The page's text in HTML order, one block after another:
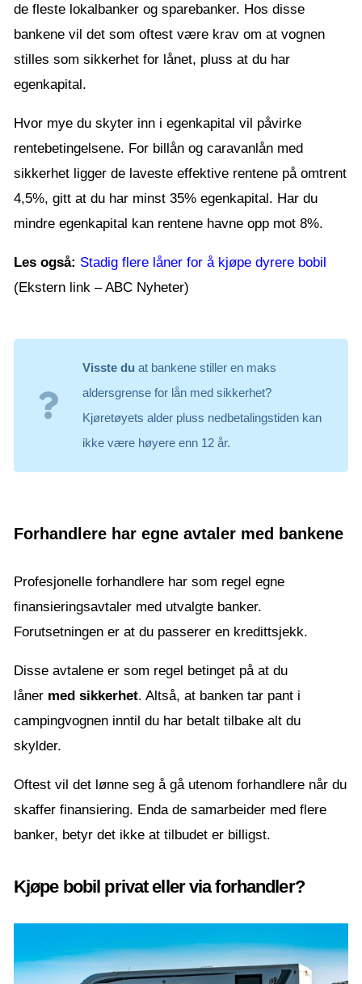
de fleste lokalbanker og sparebanker. Hos disse
bankene vil det som oftest være krav om at vognen
stilles som sikkerhet for lånet, pluss at du har
egenkapital.
Hvor mye du skyter inn i egenkapital vil påvirke
rentebetingelsene. For billån og caravanlån med
sikkerhet ligger de laveste effektive rentene på omtrent
4,5%, gitt at du har minst 35% egenkapital. Har du
mindre egenkapital kan rentene havne opp mot 8%.
Les også: Stadig flere låner for å kjøpe dyrere bobil
(Ekstern link – ABC Nyheter)
Visste du at bankene stiller en maks
aldersgrense for lån med sikkerhet?
Kjøretøyets alder pluss nedbetalingstiden kan
ikke være høyere enn 12 år.
Forhandlere har egne avtaler med bankene
Profesjonelle forhandlere har som regel egne
finansieringsavtaler med utvalgte banker.
Forutsetningen er at du passerer en kredittsjekk.
Disse avtalene er som regel betinget på at du
låner med sikkerhet. Altså, at banken tar pant i
campingvognen inntil du har betalt tilbake alt du
skylder.
Oftest vil det lønne seg å gå utenom forhandlere når du
skaffer finansiering. Enda de samarbeider med flere
banker, betyr det ikke at tilbudet er billigst.
Kjøpe bobil privat eller via forhandler?